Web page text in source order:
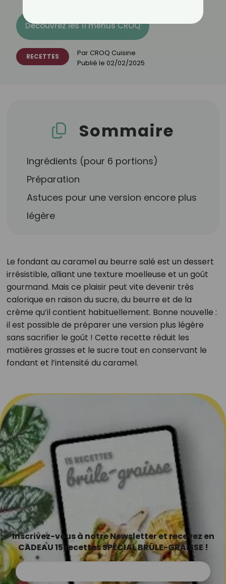
Découvrez les 11 menus CROQ
RECETTES Par CROQ Cuisine
Publié le 02/02/2025
Sommaire
Ingrédients (pour 6 portions)
Préparation
Astuces pour une version encore plus
légère
Le fondant au caramel au beurre salé est un dessert
irrésistible, alliant une texture moelleuse et un goût
gourmand. Mais ce plaisir peut vite devenir très
calorique en raison du sucre, du beurre et de la
crème qu’il contient habituellement. Bonne nouvelle :
il est possible de préparer une version plus légère
sans sacrifier le goût ! Cette recette réduit les
matières grasses et le sucre tout en conservant le
fondant et l’intensité du caramel.
Inscrivez-vous à notre Newsletter et recevez en
CADEAU 15 recettes SPÉCIAL BRÛLE-GRAISSE !